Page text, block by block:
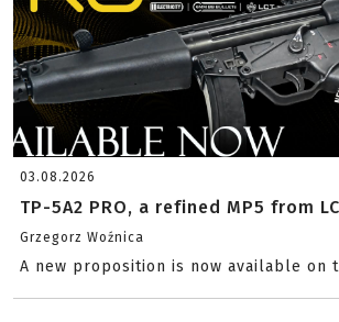
03.08.2026
TP-5A2 PRO, a refined MP5 from
Grzegorz Woźnica
A new proposition is now available on